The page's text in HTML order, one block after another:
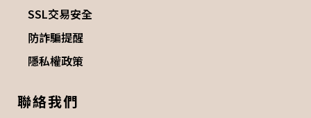
SSL交易安全
防詐騙提醒
隱私權政策
聯絡我們